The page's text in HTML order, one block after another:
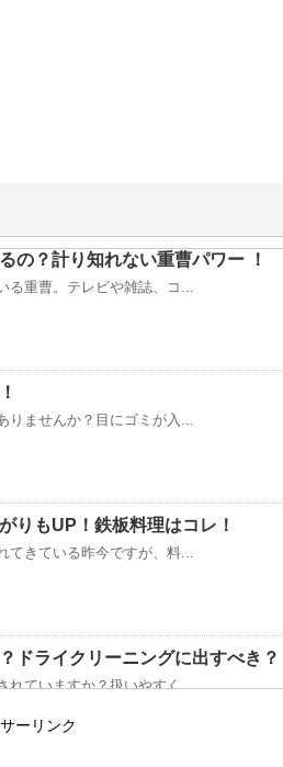
の？計り知れない重曹パワー ！
る重曹。テレビや雑誌、コ...
りませんか？目にゴミが入...
りもUP！鉄板料理はコレ！
てきている昨今ですが、料...
ドライクリーニングに出すべき？
れていますか？扱いやすく...
ーリンク